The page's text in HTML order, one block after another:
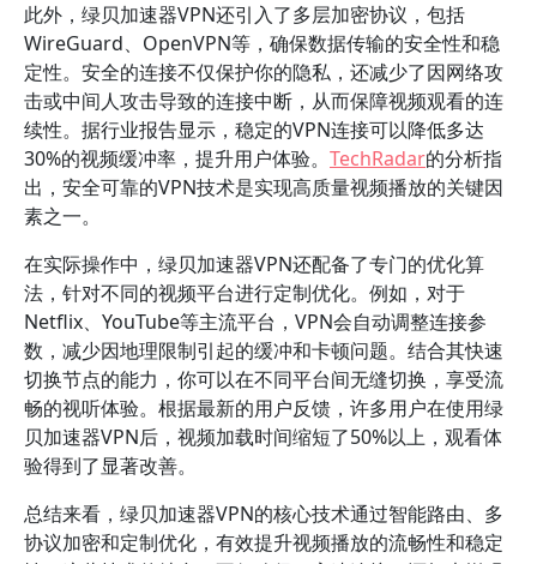
此外，绿贝加速器VPN还引入了多层加密协议，包括
WireGuard、OpenVPN等，确保数据传输的安全性和稳
定性。安全的连接不仅保护你的隐私，还减少了因网络攻
击或中间人攻击导致的连接中断，从而保障视频观看的连
续性。据行业报告显示，稳定的VPN连接可以降低多达
30%的视频缓冲率，提升用户体验。 TechRadar的分析指
出，安全可靠的VPN技术是实现高质量视频播放的关键因
素之一。
在实际操作中，绿贝加速器VPN还配备了专门的优化算
法，针对不同的视频平台进行定制优化。例如，对于
Netflix、YouTube等主流平台，VPN会自动调整连接参
数，减少因地理限制引起的缓冲和卡顿问题。结合其快速
切换节点的能力，你可以在不同平台间无缝切换，享受流
畅的视听体验。根据最新的用户反馈，许多用户在使用绿
贝加速器VPN后，视频加载时间缩短了50%以上，观看体
验得到了显著改善。
总结来看，绿贝加速器VPN的核心技术通过智能路由、多
协议加密和定制优化，有效提升视频播放的流畅性和稳定